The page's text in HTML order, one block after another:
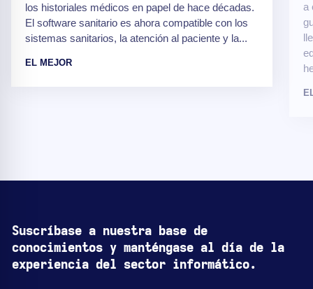
los historiales médicos en papel de hace décadas.
El software sanitario es ahora compatible con los
sistemas sanitarios, la atención al paciente y la...
EL MEJOR
a
Suscríbase a nuestra base de
conocimientos y manténgase al día de la
experiencia del sector informático.